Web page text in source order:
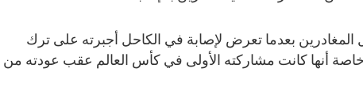
المغادرين بعدما تعرض لإصابة في الكاحل أجبرته على ترك
أنها كانت مشاركته الأولى في كأس العالم عقب عودته من